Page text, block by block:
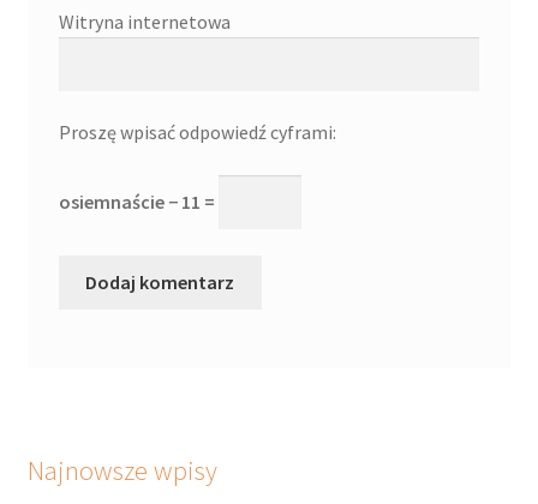
Witryna internetowa
Proszę wpisać odpowiedź cyframi:
osiemnaście − 11 =
Najnowsze wpisy